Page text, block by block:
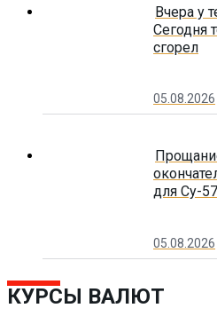
Вчера у
Сегодня
сгорел
05.08.2026
для Су-57
05.08.2026
КУРСЫ ВАЛЮТ